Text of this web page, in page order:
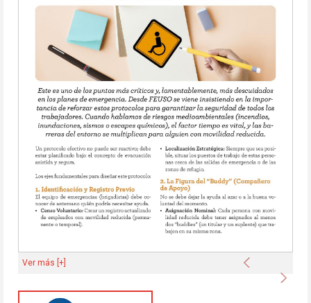
Anterior
Ver más [+]